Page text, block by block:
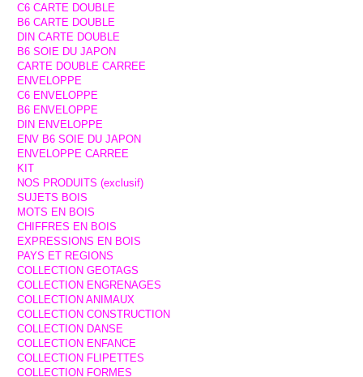
C6 CARTE DOUBLE
B6 CARTE DOUBLE
DIN CARTE DOUBLE
B6 SOIE DU JAPON
CARTE DOUBLE CARREE
ENVELOPPE
C6 ENVELOPPE
B6 ENVELOPPE
DIN ENVELOPPE
ENV B6 SOIE DU JAPON
ENVELOPPE CARREE
KIT
NOS PRODUITS (exclusif)
SUJETS BOIS
MOTS EN BOIS
CHIFFRES EN BOIS
EXPRESSIONS EN BOIS
PAYS ET REGIONS
COLLECTION GEOTAGS
COLLECTION ENGRENAGES
COLLECTION ANIMAUX
COLLECTION CONSTRUCTION
COLLECTION DANSE
COLLECTION ENFANCE
COLLECTION FLIPETTES
COLLECTION FORMES